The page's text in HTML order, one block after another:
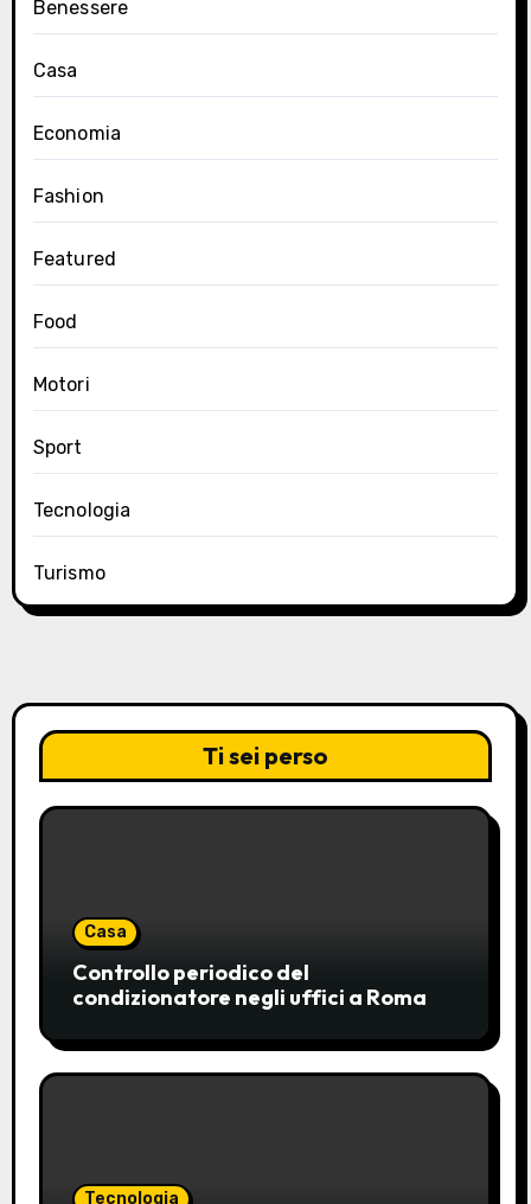
Benessere
Casa
Economia
Fashion
Featured
Food
Motori
Sport
Tecnologia
Turismo
Ti sei perso
Casa
Controllo periodico del
condizionatore negli uffici a Roma
Tecnologia